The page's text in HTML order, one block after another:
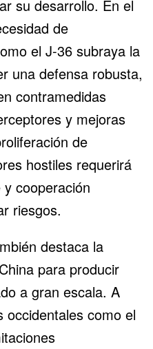
su desarrollo. En el
de
el J-36 subraya la
una defensa robusta,
contramedidas
y mejoras
de
hostiles requerirá
cooperación
riesgos.
destaca la
para producir
a gran escala. A
occidentales como el